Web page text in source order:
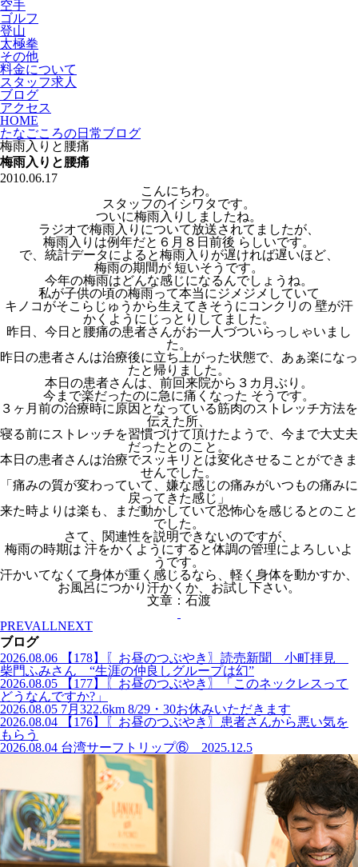
空手
ゴルフ
登山
太極拳
その他
料金について
スタッフ求人
ブログ
アクセス
HOME
たなごころの日常ブログ
梅雨入りと腰痛
梅雨入りと腰痛
2010.06.17
こんにちわ。
スタッフのイシワタです。
ついに梅雨入りしましたね。
ラジオで梅雨入りについて放送されてましたが、
梅雨入りは例年だと６月８日前後 らしいです。
で、統計データによると梅雨入りが遅ければ遅いほど、
梅雨の期間が 短いそうです。
今年の梅雨はどんな感じになるんでしょうね。
私が子供の頃の梅雨って本当にジメジメしていて
キノコがそこらじゅうから生えてきそうにコンクリの 壁が汗
かくようにじっとりしてました。
昨日、今日と腰痛の患者さんがお一人づついらっしゃいまし
た。
昨日の患者さんは治療後に立ち上がった状態で、あぁ楽になっ
たと帰りました。
本日の患者さんは、前回来院から３カ月ぶり。
今まで楽だったのに急に痛くなった そうです。
３ヶ月前の治療時に原因となっている筋肉のストレッチ方法を
伝えた所、
寝る前にストレッチを習慣づけて頂けたようで、今まで大丈夫
だったとのこと。
本日の患者さんは治療でスッキリとは変化させることができま
せんでした。
「痛みの質が変わっていて、嫌な感じの痛みがいつもの痛みに
戻ってきた感じ」
来た時よりは楽も、まだ動かしていて恐怖心を感じるとのこと
でした。
さて、関連性を説明できないのですが、
梅雨の時期は 汗をかくようにすると体調の管理によろしいよ
うです。
汗かいてなくて身体が重く感じるなら、軽く身体を動かすか、
お風呂につかり汗かくか、お試し下さい。
文章：石渡
PREVALLNEXT
ブログ
2026.08.06
【178】〖お昼のつぶやき〗読売新聞 小町拝見
柴門ふみさん “生涯の仲良しグループは幻”
2026.08.05
【177】〖お昼のつぶやき〗「このネックレスって
どうなんですか?」
2026.08.05 7月322.6km 8/29・30お休みいただきます
2026.08.04
【176】〖お昼のつぶやき〗患者さんから悪い気を
もらう
2026.08.04 台湾サーフトリップ⑥ 2025.12.5